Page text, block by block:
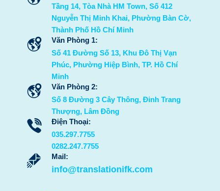
Tầng 14, Tòa Nhà HM Town, Số 412
Nguyễn Thị Minh Khai, Phường Bàn Cờ,
Thành Phố Hồ Chí Minh
Văn Phòng 1:
Số 41 Đường Số 13, Khu Đô Thị Vạn
Phúc, Phường Hiệp Bình, TP. Hồ Chí
Minh
Văn Phòng 2:
Số 8 Đường 3 Cây Thông, Đinh Trang
Thượng, Lâm Đồng
Điện Thoại:
035.297.7755
0282.247.7755
Mail:
info@translationifk.com